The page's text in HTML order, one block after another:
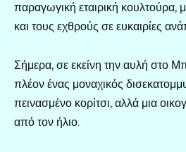
παραγωγική εταιρική κουλτούρα,
και τους εχθρούς σε ευκαιρίες
Σήμερα, σε εκείνη την αυλή στο
πλέον ένας μοναχικός
πεινασμένο κορίτσι, αλλά μια
από τον ήλιο.